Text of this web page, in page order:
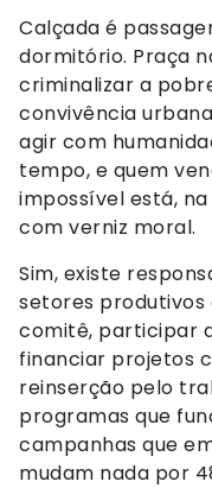
Calçada é
dormitório. Praça
criminalizar a
convivência
agir com
tempo, e quem
impossível está,
com verniz moral.
Sim, existe
setores
comitê, participar
financiar projetos
reinserção pelo
programas que
campanhas que
mudam nada por